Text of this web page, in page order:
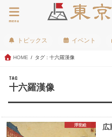
menu
トピックス イベント
HOME タグ : 十六羅漢像
TAG
十六羅漢像
浮世絵 広